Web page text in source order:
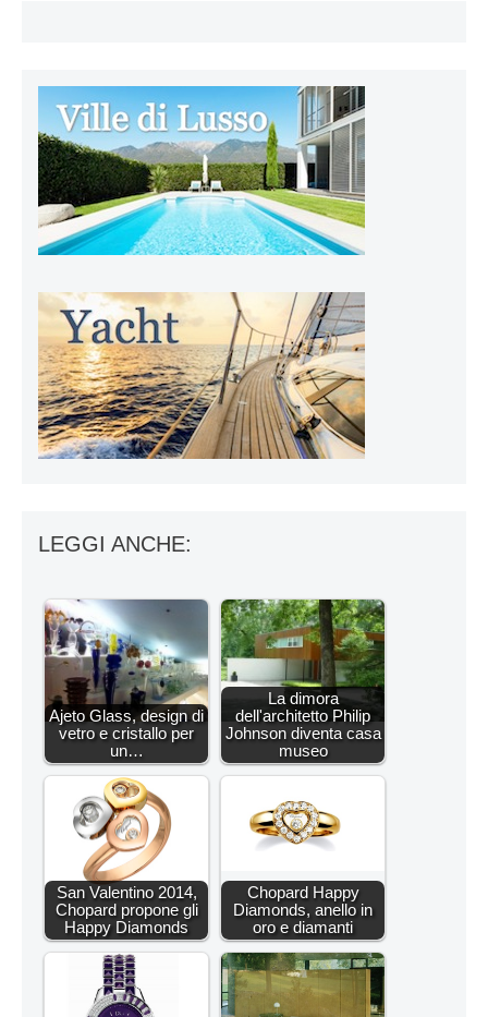
LEGGI ANCHE:
Ajeto Glass, design di
vetro e cristallo per
un…
La dimora
dell'architetto Philip
Johnson diventa casa
museo
San Valentino 2014,
Chopard propone gli
Happy Diamonds
Chopard Happy
Diamonds, anello in
oro e diamanti